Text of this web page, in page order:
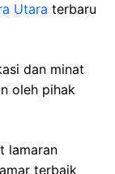
Utara terbaru
dan minat
oleh pihak
lamaran
terbaik